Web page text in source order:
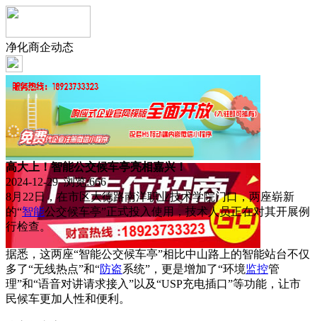
净化商企动态
高大上！智能公交候车亭亮相嘉兴！
2024-12-29 浏览:666
8月22日，在市区大德路南洋职业技术学院门口，两座崭新
的“智能公交候车亭”正式投入使用，技术人员正在对其开展例
行检查。
据悉，这两座“智能公交候车亭”相比中山路上的智能站台不仅
多了“无线热点”和“防盗系统”，更是增加了“环境监控管
理”和“语音对讲请求接入”以及“USP充电插口”等功能，让市
民候车更加人性和便利。